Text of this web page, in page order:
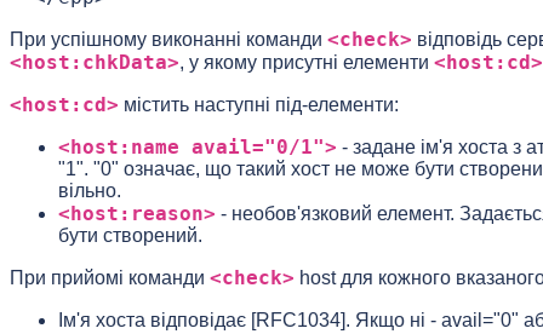
При успішному виконанні команди <check> відповідь
<host:chkData>, у якому присутні елементи <host:cd>
<host:cd> містить наступні під-елементи:
<host:name avail="0/1"> - задане ім'я хоста з
"1". "0" означає, що такий хост не може бути
вільно.
<host:reason> - необов'язковий елемент.
бути створений.
При прийомі команди <check> host для кожного
Ім'я хоста відповідає [RFC1034]. Якщо ні - avail="0"